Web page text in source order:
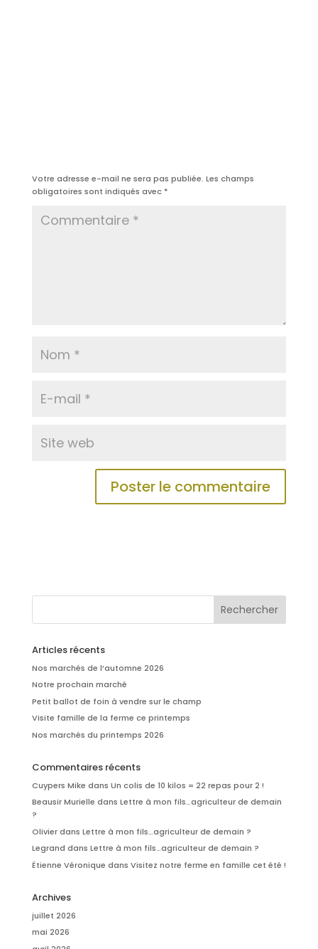
Votre adresse e-mail ne sera pas publiée. Les champs
obligatoires sont indiqués avec *
Articles récents
Nos marchés de l’automne 2026
Notre prochain marché
Petit ballot de foin à vendre sur le champ
Visite famille de la ferme ce printemps
Nos marchés du printemps 2026
Commentaires récents
Cuypers Mike dans Un colis de 10 kilos = 22 repas pour 2 !
Beausir Murielle dans Lettre à mon fils…agriculteur de demain
?
Olivierdans Lettre à mon fils…agriculteur de demain ?
Legrand dans Lettre à mon fils…agriculteur de demain ?
Étienne Véronique dans Visitez notre ferme en famille cet été !
Archives
juillet 2026
mai 2026